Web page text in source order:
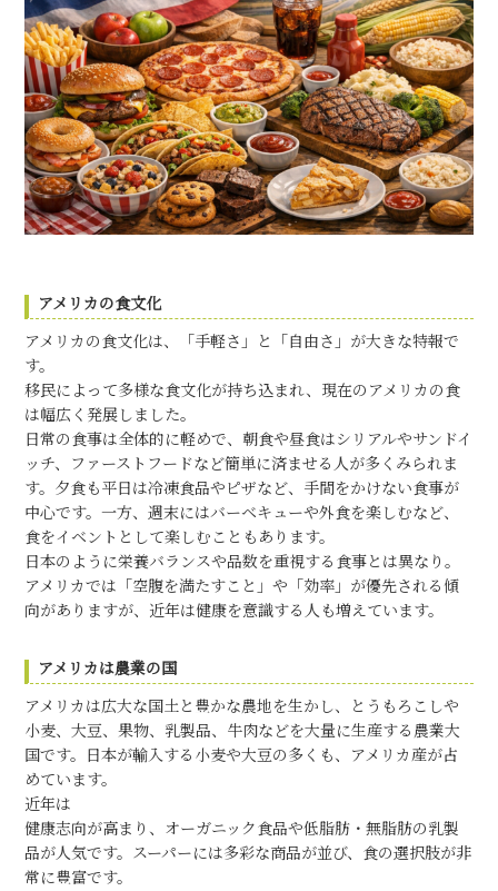
アメリカの食文化
アメリカの食文化は、「手軽さ」と「自由さ」が大きな特報で
す。
移民によって多様な食文化が持ち込まれ、現在のアメリカの食
は幅広く発展しました。
日常の食事は全体的に軽めで、朝食や昼食はシリアルやサンドイ
ッチ、ファーストフードなど簡単に済ませる人が多くみられま
す。夕食も平日は冷凍食品やピザなど、手間をかけない食事が
中心です。一方、週末にはバーベキューや外食を楽しむなど、
食をイベントとして楽しむこともあります。
日本のように栄養バランスや品数を重視する食事とは異なり。
アメリカでは「空腹を満たすこと」や「効率」が優先される傾
向がありますが、近年は健康を意識する人も増えています。
アメリカは農業の国
アメリカは広大な国土と豊かな農地を生かし、とうもろこしや
小麦、大豆、果物、乳製品、牛肉などを大量に生産する農業大
国です。日本が輸入する小麦や大豆の多くも、アメリカ産が占
めています。
近年は
健康志向が高まり、オーガニック食品や低脂肪・無脂肪の乳製
品が人気です。スーパーには多彩な商品が並び、食の選択肢が非
常に豊富です。